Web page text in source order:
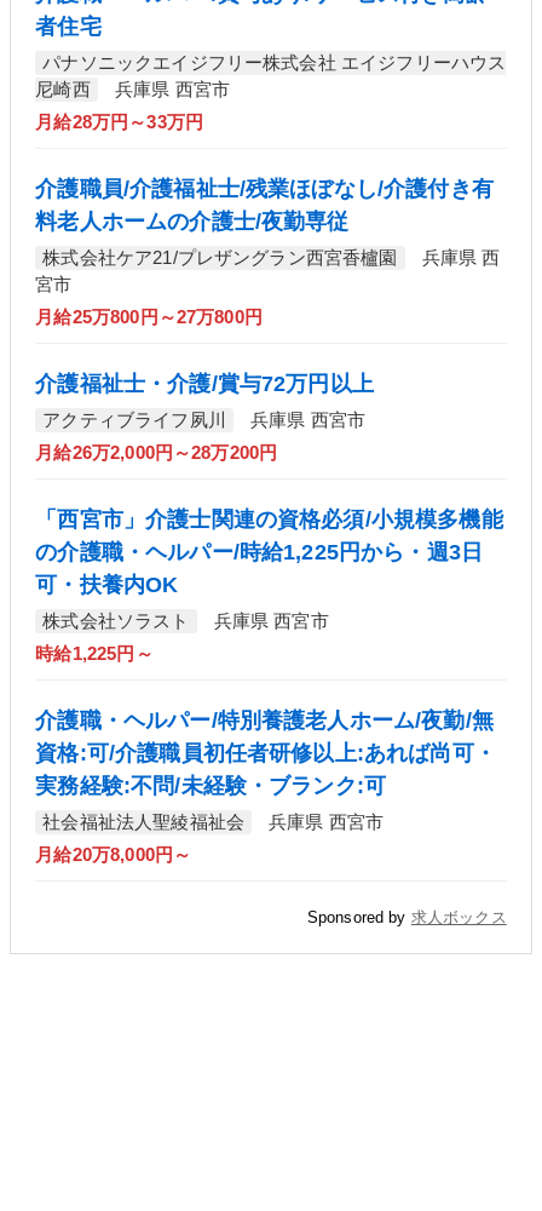
者住宅
パナソニックエイジフリー株式会社 エイジフリーハウス
尼崎西
兵庫県 西宮市
月給28万円～33万円
介護職員/介護福祉士/残業ほぼなし/介護付き有
料老人ホームの介護士/夜勤専従
株式会社ケア21/プレザングラン西宮香櫨園
兵庫県 西
宮市
月給25万800円～27万800円
介護福祉士・介護/賞与72万円以上
アクティブライフ夙川
兵庫県 西宮市
月給26万2,000円～28万200円
「西宮市」介護士関連の資格必須/小規模多機能
の介護職・ヘルパー/時給1,225円から・週3日
可・扶養内OK
株式会社ソラスト
兵庫県 西宮市
時給1,225円～
介護職・ヘルパー/特別養護老人ホーム/夜勤/無
資格:可/介護職員初任者研修以上:あれば尚可・
実務経験:不問/未経験・ブランク:可
社会福祉法人聖綾福祉会
兵庫県 西宮市
月給20万8,000円～
Sponsored by 求人ボックス